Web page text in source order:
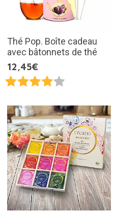
Thé Pop. Boîte cadeau
avec bâtonnets de thé
12,45€